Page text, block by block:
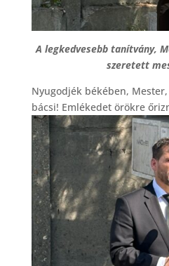
A legkedvesebb tanítvány,
szeretett
Nyugodjék békében,
bácsi! Emlékedet örökre